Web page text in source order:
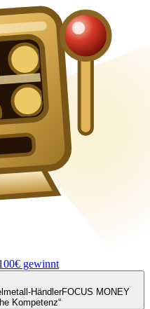
gewinnt
HändlerFOCUS MONEY
Kompetenz“